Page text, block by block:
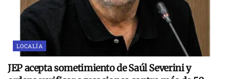
LOCALÍA
JEP acepta sometimiento de Saúl Severini y